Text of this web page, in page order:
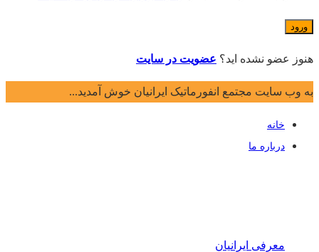
هنوز عضو نشده اید؟ عضویت در سایت
به وب سایت مجتمع انفورماتیک ایرانیان خوش آمدید...
خانه
درباره ما
معرفی ایرانیان